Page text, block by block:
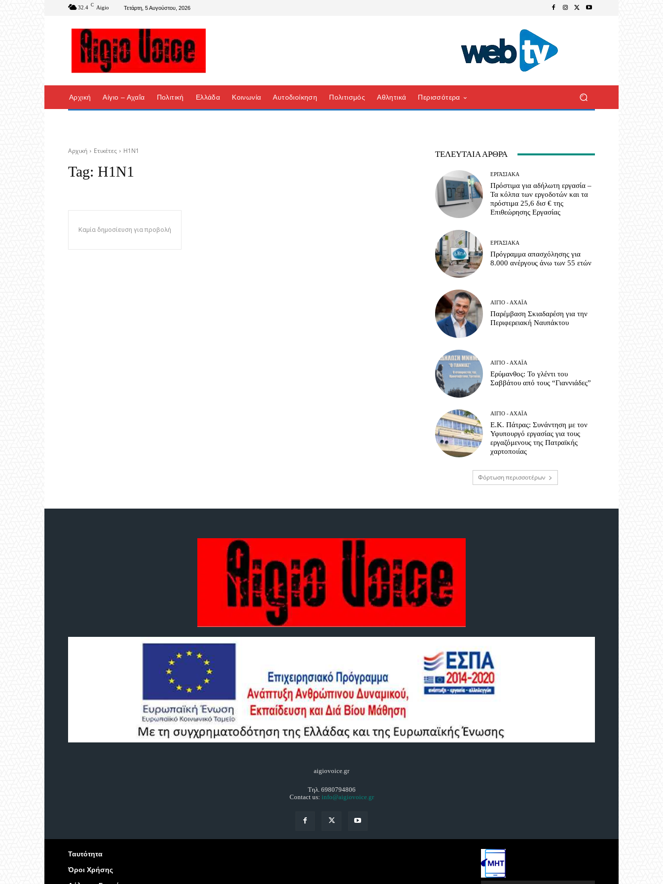
32.4 C Aigio Τετάρτη, 5 Αυγούστου, 2026
Αρχική Αίγιο – Αχαΐα Πολιτική Ελλάδα Κοινωνία Αυτοδιοίκηση Πολιτισμός Αθλητικά Περισσότερα
Αρχική Ετικέτες Η1Ν1
Tag: Η1Ν1
Καμία δημοσίευση για προβολή
ΤΕΛΕΥΤΑΊΑ ΆΡΘΡΑ
ΕΡΓΑΣΙΑΚΆ
Πρόστιμα για αδήλωτη εργασία –
Τα κόλπα των εργοδοτών και τα
πρόστιμα 25,6 δισ € της
Επιθεώρησης Εργασίας
ΕΡΓΑΣΙΑΚΆ
Πρόγραμμα απασχόλησης για
8.000 ανέργους άνω των 55 ετών
ΑΊΓΙΟ - ΑΧΑΪ́Α
Παρέμβαση Σκιαδαρέση για την
Περιφερειακή Ναυπάκτου
ΑΊΓΙΟ - ΑΧΑΪ́Α
Ερύμανθος: Το γλέντι του
Σαββάτου από τους “Γιαννιάδες”
ΑΊΓΙΟ - ΑΧΑΪ́Α
Ε.Κ. Πάτρας: Συνάντηση με τον
Υφυπουργό εργασίας για τους
εργαζόμενους της Πατραϊκής
χαρτοποιίας
Φόρτωση περισσοτέρων
aigiovoice.gr
Τηλ. 6980794806
Contact us: info@aigiovoice.gr
Ταυτότητα
Όροι Χρήσης